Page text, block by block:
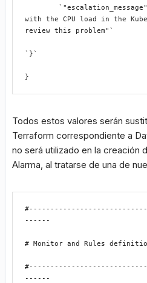
with the CPU load in the
review this problem"`
`}`
}
Todos estos valores serán
Terraform correspondiente a
no será utilizado en la creación
Alarma, al tratarse de una de
------
# Monitor and Rules
------